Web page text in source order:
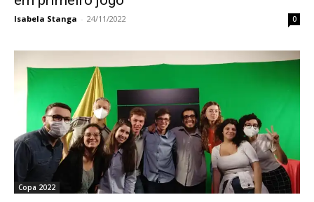
Isabela Stanga - 24/11/2022 0
Copa 2022